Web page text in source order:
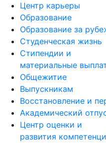
Центр карьеры
Образование
Образование за
Студенческая жизнь
Стипендии и
материальные
Общежитие
Выпускникам
Восстановление и
Академический
Центр оценки и
развития